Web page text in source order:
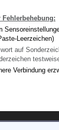
Fehlerbehebung:
Leerzeichen)
auf
Verbindung